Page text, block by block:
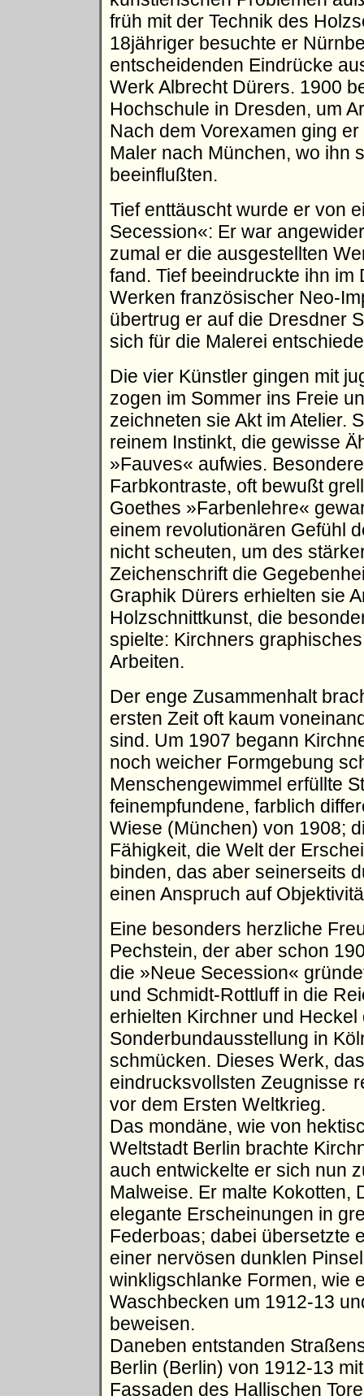
früh mit der Technik des
18jähriger besuchte er
entscheidenden Eindrücke
Werk Albrecht Dürers. 1900
Hochschule in Dresden, um
Nach dem Vorexamen ging
Maler nach München, wo ihn
beeinflußten.
Tief enttäuscht wurde er von
Secession«: Er war
zumal er die ausgestellten
fand. Tief beeindruckte ihn
Werken französischer Neo-
übertrug er auf die Dresdner
sich für die Malerei
Die vier Künstler gingen mit
zogen im Sommer ins Freie
zeichneten sie Akt im Atelier.
reinem Instinkt, die gewisse
»Fauves« aufwies.
Farbkontraste, oft bewußt
Goethes »Farbenlehre«
einem revolutionären Gefühl
nicht scheuten, um des
Zeichenschrift die
Graphik Dürers erhielten sie
Holzschnittkunst, die
spielte: Kirchners
Arbeiten.
Der enge Zusammenhalt
ersten Zeit oft kaum
sind. Um 1907 begann
noch weicher Formgebung
Menschengewimmel erfüllte
feinempfundene, farblich
Wiese (München) von 1908;
Fähigkeit, die Welt der
binden, das aber seinerseits
einen Anspruch auf
Eine besonders herzliche
Pechstein, der aber schon
die »Neue Secession«
und Schmidt-Rottluff in die
erhielten Kirchner und
Sonderbundausstellung in
schmücken. Dieses Werk,
eindrucksvollsten Zeugnisse
vor dem Ersten Weltkrieg.
Das mondäne, wie von
Weltstadt Berlin brachte
auch entwickelte er sich nun
Malweise. Er malte Kokotten,
elegante Erscheinungen in
Federboas; dabei übersetzte
einer nervösen dunklen
winkligschlanke Formen, wie
Waschbecken um 1912-13
beweisen.
Daneben entstanden
Berlin (Berlin) von 1912-13
Fassaden des Hallischen